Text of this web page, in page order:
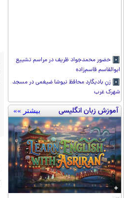
حضور محمدجواد ظریف در مراسم تشییع
ابوالقاسم قاسم‌زاده
زنِ بادیگارد محافظ نیوشا ضیغمی در مسجد
شهرک غرب
آموزش زبان انگلیسی بیشتر »»